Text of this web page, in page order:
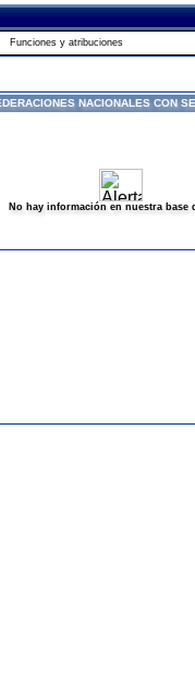
Funciones y atribuciones
NACIONALES CON
No hay información en nuestra base